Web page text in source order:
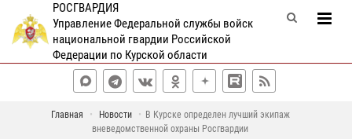
РОСГВАРДИЯ
Управление Федеральной службы войск
национальной гвардии Российской
Федерации по Курской области
Главная Новости
В Курске определен лучший экипаж
вневедомственной охраны Росгвардии